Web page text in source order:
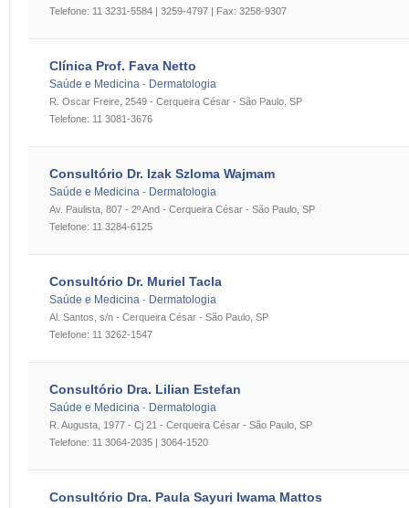
Telefone: 11 3231-5584 | 3259-4797 | Fax: 3258-9307
Clínica Prof. Fava Netto
Saúde e Medicina - Dermatologia
R. Oscar Freire, 2549 - Cerqueira César - São Paulo, SP
Telefone: 11 3081-3676
Consultório Dr. Izak Szloma Wajmam
Saúde e Medicina - Dermatologia
Av. Paulista, 807 - 2º And - Cerqueira César - São Paulo, SP
Telefone: 11 3284-6125
Consultório Dr. Muriel Tacla
Saúde e Medicina - Dermatologia
Al. Santos, s/n - Cerqueira César - São Paulo, SP
Telefone: 11 3262-1547
Consultório Dra. Lilian Estefan
Saúde e Medicina - Dermatologia
R. Augusta, 1977 - Cj 21 - Cerqueira César - São Paulo, SP
Telefone: 11 3064-2035 | 3064-1520
Consultório Dra. Paula Sayuri Iwama Mattos